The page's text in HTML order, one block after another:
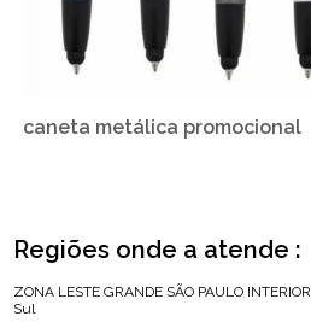
caneta metálica promocional
Regiões onde a atende :
ZONA LESTE GRANDE SÃO PAULO INTERIOR
Sul